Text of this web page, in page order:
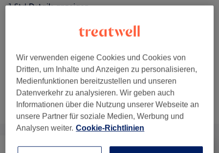
1 Std.Details anzeigen
Wimpernverlängerung - Auffüllen 1:1
1 weitere passende Services anzeigen...
Nicht gefunden wonach du gesucht hast?
Alle Services
Wir verwenden eigene Cookies und Cookies von
Dritten, um Inhalte und Anzeigen zu personalisieren,
Medienfunktionen bereitzustellen und unseren
Datenverkehr zu analysieren. Wir geben auch
Informationen über die Nutzung unserer Webseite an
unsere Partner für soziale Medien, Werbung und
Analysen weiter. Cookie-Richtlinien